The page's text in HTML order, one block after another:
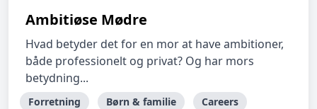
Ambitiøse Mødre
Hvad betyder det for en mor at have ambitioner,
både professionelt og privat? Og har mors
betydning...
Forretning Børn & familie
Careers